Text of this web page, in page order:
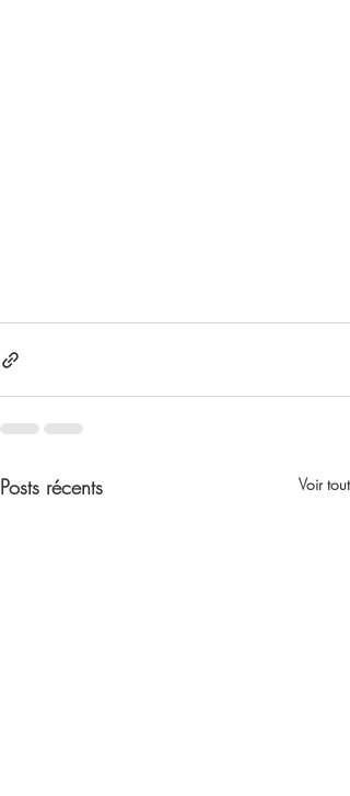
Posts récents Voir tout